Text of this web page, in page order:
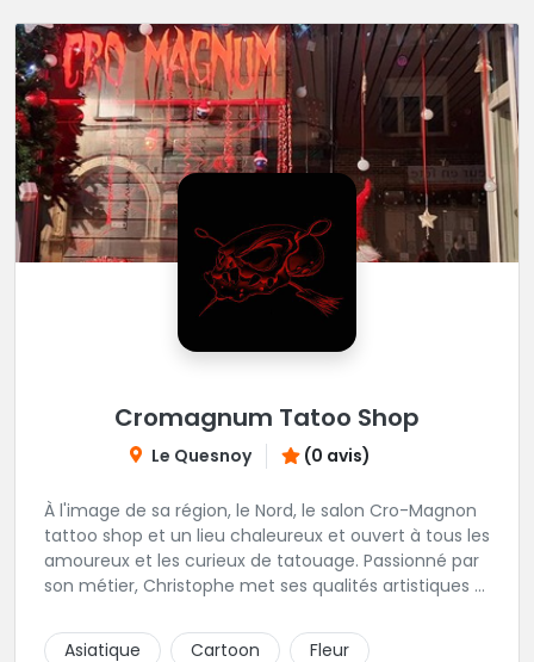
Cromagnum Tatoo Shop
Le Quesnoy (0 avis)
À l'image de sa région, le Nord, le salon Cro-Magnon
tattoo shop et un lieu chaleureux et ouvert à tous les
amoureux et les curieux de tatouage. Passionné par
son métier, Christophe met ses qualités artistiques à
Asiatique
Cartoon
Fleur